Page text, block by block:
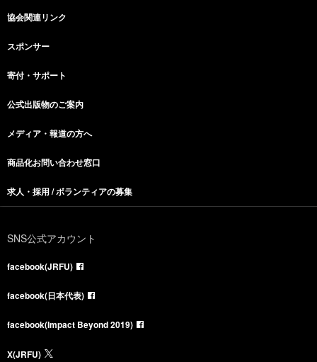
協会関連リンク
スポンサー
寄付・サポート
公式出版物のご案内
メディア・報道の方へ
商品化お問い合わせ窓口
求人・採用 / ボランティアの募集
SNS公式アカウント
facebook(JRFU)
facebook(日本代表)
facebook(Impact Beyond 2019)
X(JRFU)